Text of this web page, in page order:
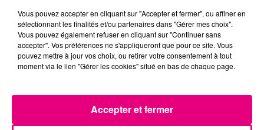
secteur François Verdier...
Vous pouvez accepter en cliquant sur "Accepter et fermer", ou affiner en
sélectionnant les finalités et/ou partenaires dans "Gérer mes choix".
Vous pouvez également refuser en cliquant sur "Continuer sans
accepter". Vos préférences ne s'appliqueront que pour ce site. Vous
pouvez mettre à jour vos choix, ou retirer votre consentement à tout
moment via le lien "Gérer les cookies" situé en bas de chaque page.
Accepter et fermer